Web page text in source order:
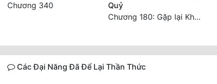
Chương 340
Quỷ
Chương 180: Gặp lại Khiên Nguyên Phượng
Các Đại Năng Đã Để Lại Thần Thức